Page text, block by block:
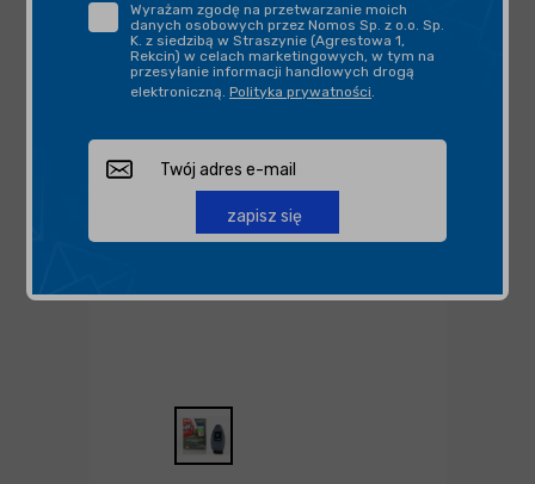
Wyrażam zgodę na przetwarzanie moich
danych osobowych przez Nomos Sp. z o.o. Sp.
K. z siedzibą w Straszynie (Agrestowa 1,
Rekcin) w celach marketingowych, w tym na
przesyłanie informacji handlowych drogą
elektroniczną. Polityka prywatności.
zapisz się